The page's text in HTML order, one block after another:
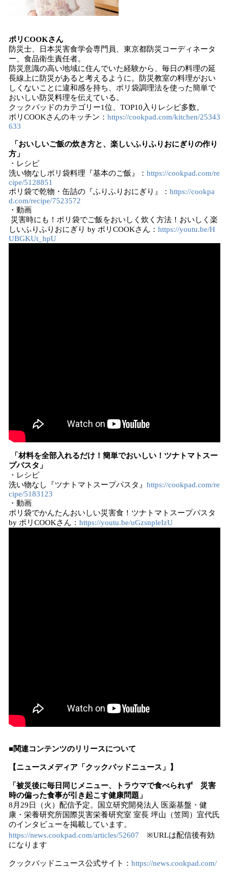
ポリCOOKさん
防災士、日本災害食学会専門員、東京都防災コーディネータ
ー、食品衛生責任者。
防災意識の高い地域に住んでいた経験から、毎日の料理の延
長線上に防災があると考えるように。防災教室の料理がおい
しくないことに違和感を持ち、ポリ袋調理法を使った簡単で
おいしい防災料理を伝えている。
クックパッドのカテゴリー1位、TOP10入りレシピ多数。
ポリCOOKさんのキッチン： https://cookpad.com/kitchen/25343
633
「おいしいご飯の炊き方と、楽しいふりふりおにぎりの作り
方」
・レシピ
洗い物なしポリ袋料理『基本のご飯』： https://cookpad.com/re
cipe/5128851
ポリ袋で乾物・缶詰の『ふりふりおにぎり』： https://cookpa
d.com/recipe/7523572
・動画
災害時にも！ポリ袋でご飯をおいしく炊く方法！おいしく楽
しいふりふりおにぎり by ポリCOOKさん： https://youtu.be/H
UBGKUt_hpU
「材料を全部入れるだけ！簡単でおいしい！ツナトマトスー
プパスタ」
・レシピ
洗い物なし『ツナトマトスープパスタ』 https://cookpad.com/re
cipe/5183123
・動画
ポリ袋でかんたんおいしい災害食！ツナトマトスープパスタ
by ポリCOOKさん： https://youtu.be/uGzsnpleIzU
■関連コンテンツのリリースについて
【ニュースメディア「クックパッドニュース」】
「被災後に毎日同じメニュー、トラウマで食べられず 災害
時の偏った食事が引き起こす健康問題」
8月29日（火）配信予定。国立研究開発法人 医薬基盤・健
康・栄養研究所国際災害栄養研究室 室長 坪山（笠岡）宜代氏
のインタビューを掲載しています。
https://news.cookpad.com/articles/52607 ※URLは配信後有効
になります
クックパッドニュース公式サイト： https://news.cookpad.com/